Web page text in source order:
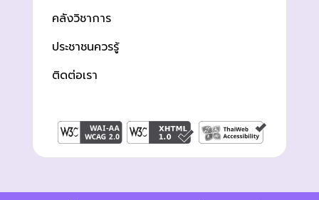
คลังวิชาการ
ประชาชนควรรู้
ติดต่อเรา